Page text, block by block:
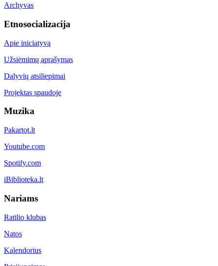
Archyvas
Etnosocializacija
Apie iniciatyvą
Užsiėmimų aprašymas
Dalyvių atsiliepimai
Projektas spaudoje
Muzika
Pakartot.lt
Youtube.com
Spotify.com
iBiblioteka.lt
Nariams
Ratilio klubas
Natos
Kalendorius